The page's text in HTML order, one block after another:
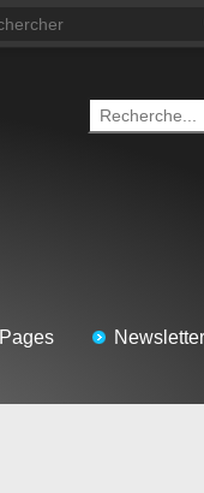
Pages Newsletter